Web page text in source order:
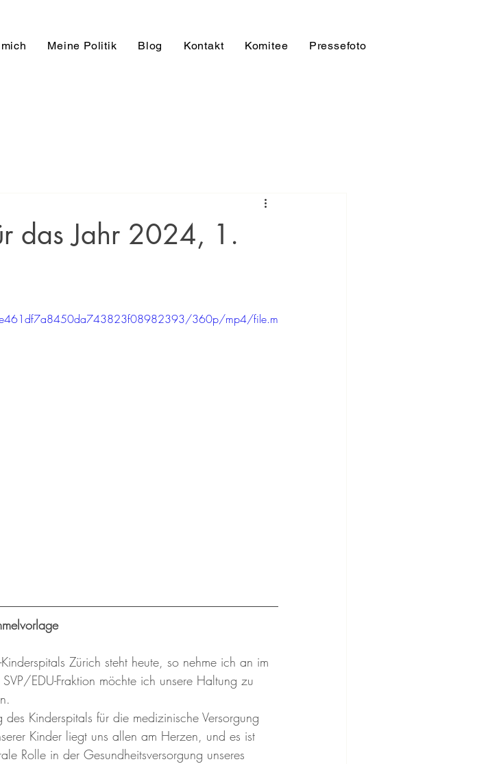
Meine Politik Blog Kontakt Komitee Pressefoto
das Jahr 2024, 1.
360p/mp4/file.m
Zürich steht heute, so nehme ich an im
EDU-Fraktion möchte ich unsere Haltung zu
Kinderspitals für die medizinische Versorgung
Kinder liegt uns allen am Herzen, und es ist
Rolle in der Gesundheitsversorgung unseres